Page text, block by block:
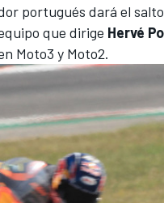
portugués dará el
que dirige Hervé
Moto3 y Moto2.